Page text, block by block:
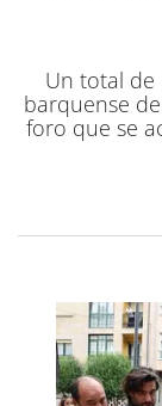
Un total de
barquense
foro que se